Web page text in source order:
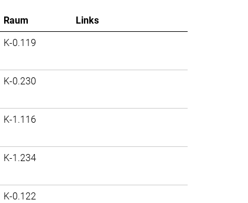
Raum
Links
K-0.119
K-0.230
K-1.116
K-1.234
K-0.122